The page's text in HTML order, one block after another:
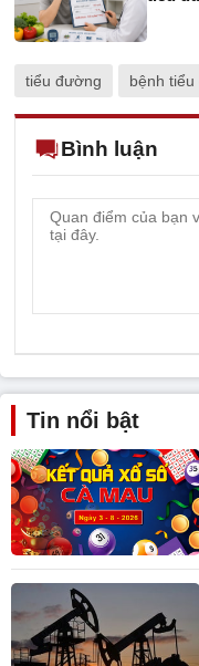
tiểu đường bệnh
Bình luận
Tin nổi bật